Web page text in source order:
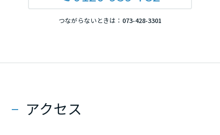
つながらないときは： 073-428-3301
アクセス